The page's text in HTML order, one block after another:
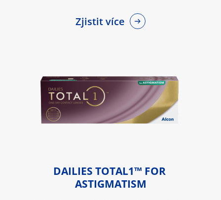
Zjistit více
DAILIES TOTAL1™ FOR
ASTIGMATISM